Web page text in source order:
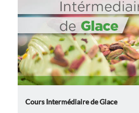
Cours Intermédiaire de Glace